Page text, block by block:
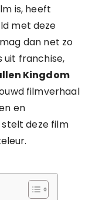
is, heeft
met deze
dan net zo
uit franchise,
Kingdom
filmverhaal
en
deze film